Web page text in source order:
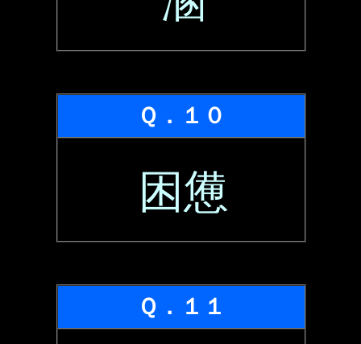
Ｑ．１０
困憊
Ｑ．１１